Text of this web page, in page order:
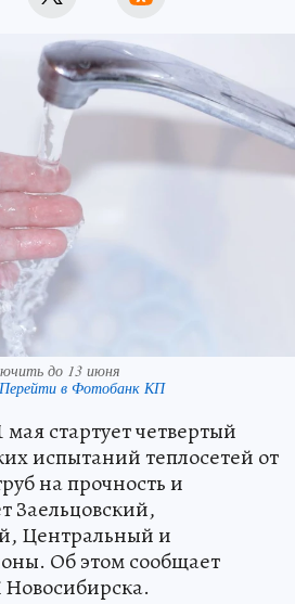
до 13 июня
Перейти в Фотобанк КП
стартует четвертый
испытаний теплосетей от
на прочность и
Заельцовский,
Центральный и
Об этом сообщает